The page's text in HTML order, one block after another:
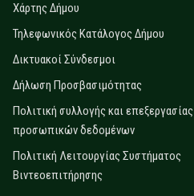
Χάρτης Δήμου
Τηλεφωνικός Κατάλογος Δήμου
Δικτυακοί Σύνδεσμοι
Δήλωση Προσβασιμότητας
Πολιτική συλλογής και επεξεργασίας
προσωπικών δεδομένων
Πολιτική Λειτουργίας Συστήματος
Βιντεοεπιτήρησης